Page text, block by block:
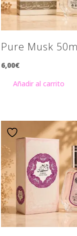
Pure Musk
6,00€
Añadir al carrito